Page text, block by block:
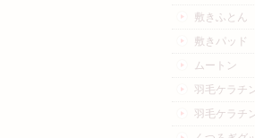
敷きふとん
敷きパッド
ムートン
羽毛ケラチ
羽毛ケラチ